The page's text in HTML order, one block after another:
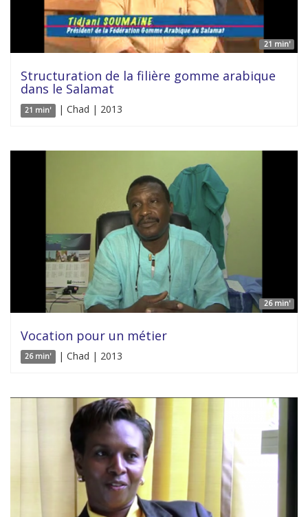
21 min'
Structuration de la filière gomme arabique
dans le Salamat
21 min' | Chad | 2013
26 min'
Vocation pour un métier
26 min' | Chad | 2013